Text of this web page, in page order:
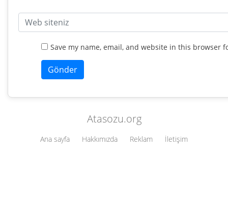
Save my name, email, and website in this browser
Atasozu.org
Ana sayfa Hakkımızda Reklam İletişim